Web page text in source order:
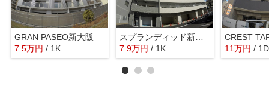
GRAN PASEO新大阪
7.5万円 / 1K
スプランディッド新大阪3
7.9万円 / 1K
CREST
11万円 /